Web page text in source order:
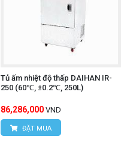
Tủ ấm nhiệt độ thấp DAIHAN IR-
250 (60℃, ±0.2℃, 250L)
86,286,000 VND
ĐẶT MUA